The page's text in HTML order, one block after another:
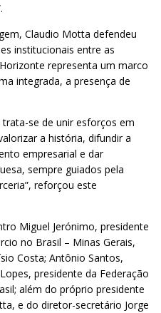
Claudio Motta defendeu
institucionais entre as
representa um marco
integrada, a presença de
trata-se de unir esforços em
a história, difundir a
empresarial e dar
sempre guiados pela
reforçou este
Miguel Jerónimo, presidente
no Brasil – Minas Gerais,
Costa; Antônio Santos,
presidente da Federação
além do próprio presidente
e do diretor-secretário Jorge